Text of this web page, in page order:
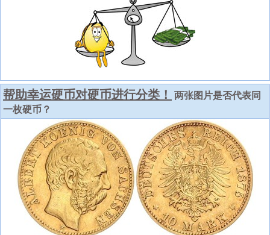
帮助幸运硬币对硬币进行分类！
两张图片是否代表同
一枚硬币？